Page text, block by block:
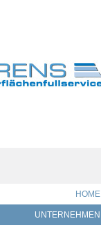
HOME
UNTERNEHMEN